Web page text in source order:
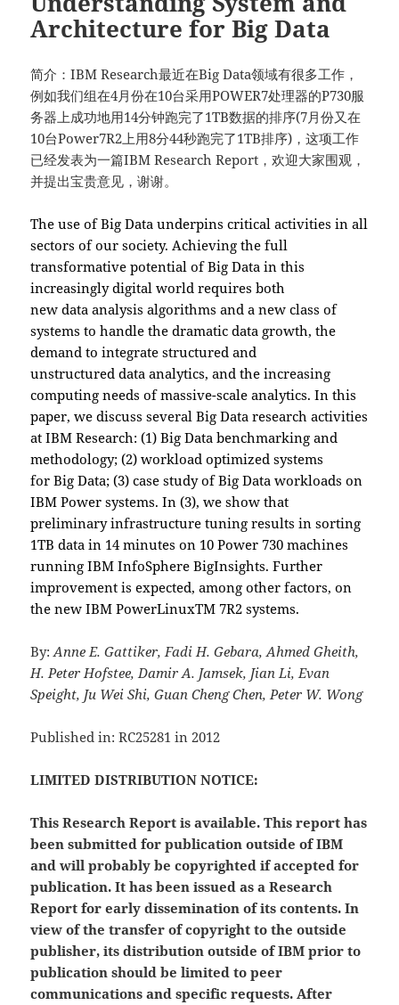
Architecture for Big Data
简介：IBM Research最近在Big Data领域有很多工作，
例如我们组在4月份在10台采用POWER7处理器的P730服
务器上成功地用14分钟跑完了1TB数据的排序(7月份又在
10台Power7R2上用8分44秒跑完了1TB排序)，这项工作
已经发表为一篇IBM Research Report，欢迎大家围观，
并提出宝贵意见，谢谢。
The use of Big Data underpins critical activities in all
sectors of our society. Achieving the full
transformative potential of Big Data in this
increasingly digital world requires both
new data analysis algorithms and a new class of
systems to handle the dramatic data growth, the
demand to integrate structured and
unstructured data analytics, and the increasing
computing needs of massive-scale analytics. In this
paper, we discuss several Big Data research activities
at IBM Research: (1) Big Data benchmarking and
methodology; (2) workload optimized systems
for Big Data; (3) case study of Big Data workloads on
IBM Power systems. In (3), we show that
preliminary infrastructure tuning results in sorting
1TB data in 14 minutes on 10 Power 730 machines
running IBM InfoSphere BigInsights. Further
improvement is expected, among other factors, on
the new IBM PowerLinuxTM 7R2 systems.
By: Anne E. Gattiker, Fadi H. Gebara, Ahmed Gheith,
H. Peter Hofstee, Damir A. Jamsek, Jian Li, Evan
Speight, Ju Wei Shi, Guan Cheng Chen, Peter W. Wong
Published in: RC25281 in 2012
LIMITED DISTRIBUTION NOTICE:
This Research Report is available. This report has
been submitted for publication outside of IBM
and will probably be copyrighted if accepted for
publication. It has been issued as a Research
Report for early dissemination of its contents. In
view of the transfer of copyright to the outside
publisher, its distribution outside of IBM prior to
publication should be limited to peer
communications and specific requests. After